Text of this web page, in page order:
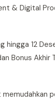
& Digital
hingga 12
Bonus Akhir